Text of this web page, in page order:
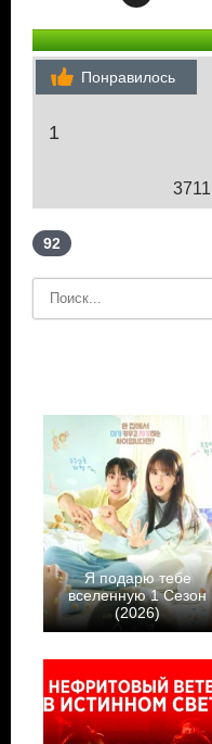
Понравилось
1
92
Я подарю тебе
вселенную 1 Сезон
(2026)